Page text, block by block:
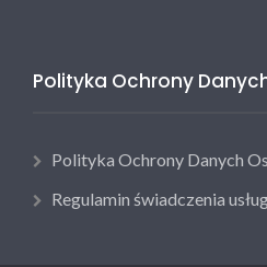
Polityka Ochrony
Polityka Ochrony Danych
Regulamin świadczenia